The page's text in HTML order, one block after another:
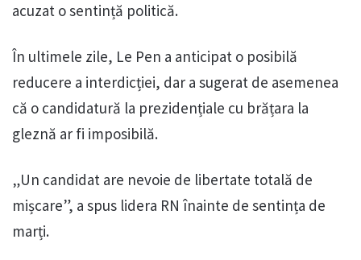
acuzat o sentință politică.
În ultimele zile, Le Pen a anticipat o posibilă
reducere a interdicției, dar a sugerat de asemenea
că o candidatură la prezidențiale cu brățara la
gleznă ar fi imposibilă.
„Un candidat are nevoie de libertate totală de
mișcare”, a spus lidera RN înainte de sentința de
marți.